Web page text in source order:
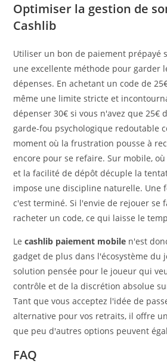
Optimiser la gestion de
Cashlib
Utiliser un bon de paiement prépayé
une excellente méthode pour garder
dépenses. En achetant un code de
même une limite stricte et
dépenser 30€ si vous n'avez que 25€
garde-fou psychologique redoutable
moment où la frustration pousse à
encore pour se refaire. Sur mobile,
et la facilité de dépôt décuple la
impose une discipline naturelle. Une
c'est terminé. Si l'envie de rejouer se
racheter un code, ce qui laisse le
Lecashlib paiement mobile n'est
gadget de plus dans l'écosystème du
solution pensée pour le joueur qui
contrôle et de la discrétion absolue
Tant que vous acceptez l'idée de
alternative pour vos retraits, il offre
que peu d'autres options peuvent
FAQ